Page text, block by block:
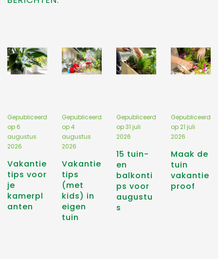
Vakantie
tips voor
je
kamerpl
anten
Gepubliceerd
op6
augustus
2026
Vakantie
tips
(met
kids) in
eigen
tuin
Gepubliceerd
op4
augustus
2026
15 tuin-
en
balkonti
ps voor
augustu
s
Gepubliceerd
op31 juli
2026
Maak de
tuin
vakantie
proof
Gepubliceerd
op21 juli
2026